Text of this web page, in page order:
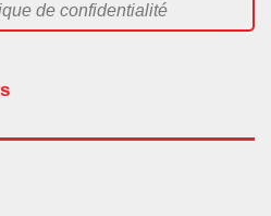
de confidentialité